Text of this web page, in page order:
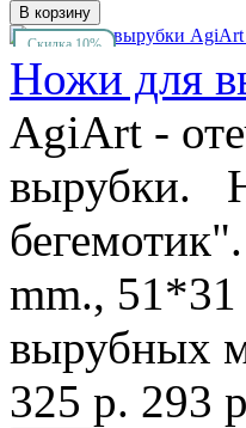
Скидка 10%
Ножи для
AgiArt -
вырубки.
mm.,
вырубных
325 р. 293